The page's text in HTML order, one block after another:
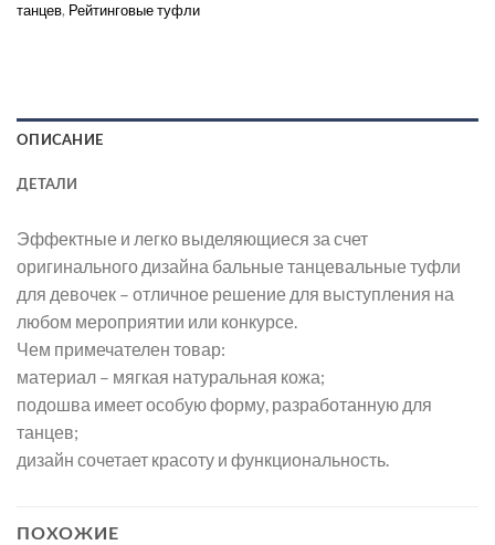
танцев, Рейтинговые туфли
ОПИСАНИЕ
ДЕТАЛИ
Эффектные и легко выделяющиеся за счет
оригинального дизайна бальные танцевальные туфли
для девочек – отличное решение для выступления на
любом мероприятии или конкурсе.
Чем примечателен товар:
материал – мягкая натуральная кожа;
подошва имеет особую форму, разработанную для
танцев;
дизайн сочетает красоту и функциональность.
ПОХОЖИЕ